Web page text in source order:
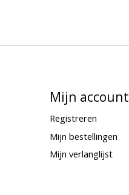
Mijn account
Registreren
Mijn bestellingen
Mijn verlanglijst